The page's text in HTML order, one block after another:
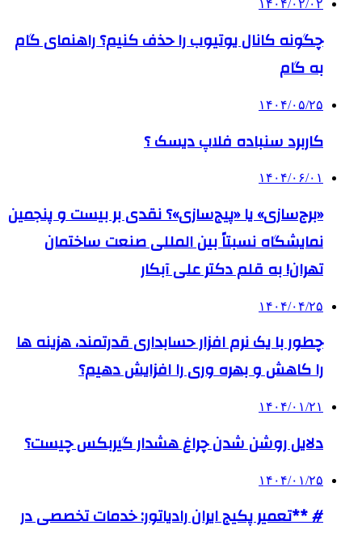
۱۴۰۴/۰۲/۰۲
چگونه کانال یوتیوب را حذف کنیم؟ راهنمای گام
‌به‌ گام
۱۴۰۴/۰۵/۲۵
کاربرد سنباده فلاپ دیسک ؟
۱۴۰۴/۰۶/۰۱
«برج‌سازی» یا «پیج‌سازی»؟ نقدی بر بیست و پنجمین
نمایشگاه نسبتاً بین المللی صنعت ساختمان
تهران! به قلم دکتر علی آبکار
۱۴۰۴/۰۴/۲۵
چطور با یک نرم افزار حسابداری قدرتمند، هزینه ها
را کاهش و بهره وری را افزایش دهیم؟
۱۴۰۴/۰۱/۲۱
دلایل روشن شدن چراغ هشدار گیربکس چیست؟
۱۴۰۴/۰۱/۲۵
# **تعمیر پکیج ایران رادیاتور: خدمات تخصصی در